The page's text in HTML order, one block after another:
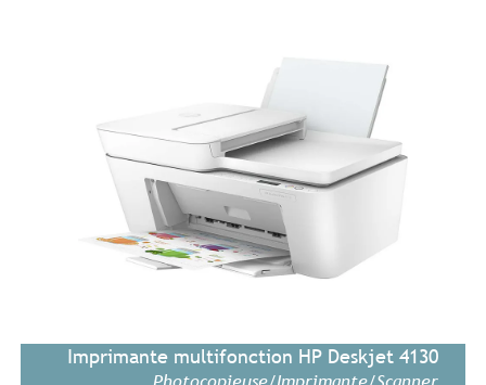
Imprimante multifonction HP Deskjet 4130